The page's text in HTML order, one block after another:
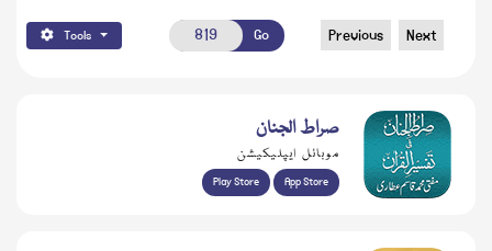
Tools Go Previous Next
صراط الجنان
موبائل ایپلیکیشن
Play Store App Store